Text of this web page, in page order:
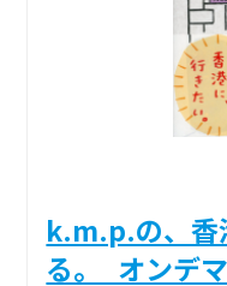
k.m.p.の、香
る。_オンデ